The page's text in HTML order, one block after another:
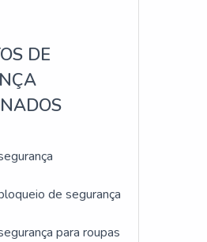
DE
de segurança
para roupas